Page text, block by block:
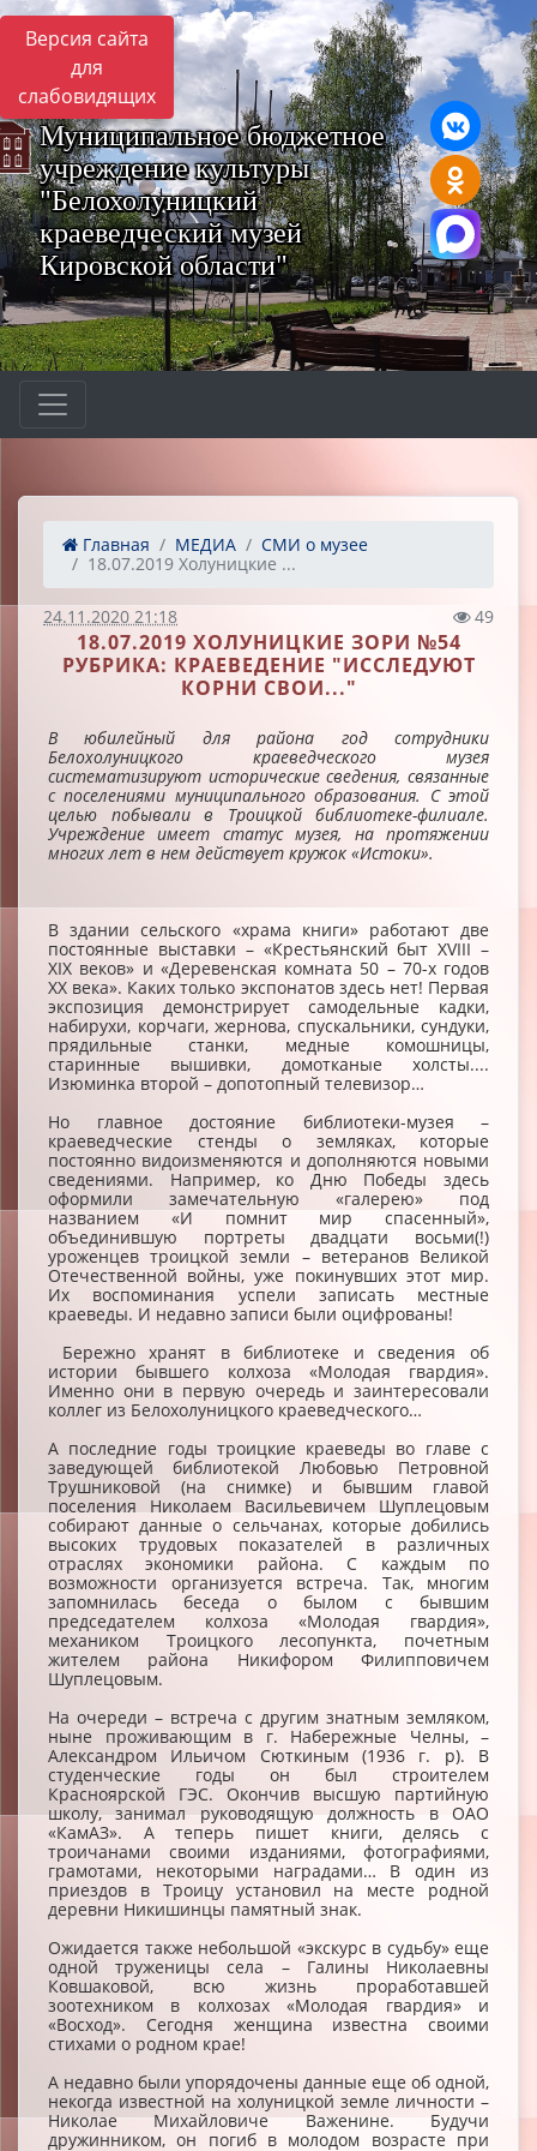
Версия сайта
для
слабовидящих
Муниципальное бюджетное
учреждение культуры
"Белохолуницкий
краеведческий музей
Кировской области"
Главная МЕДИА
СМИ о музее
18.07.2019 Холуницкие ...
24.11.2020 21:18 49
18.07.2019 ХОЛУНИЦКИЕ ЗОРИ №54
РУБРИКА: КРАЕВЕДЕНИЕ "ИССЛЕДУЮТ
КОРНИ СВОИ..."
В юбилейный для района год сотрудники
Белохолуницкого краеведческого музея
систематизируют исторические сведения, связанные
с поселениями муниципального образования. С этой
целью побывали в Троицкой библиотеке-филиале.
Учреждение имеет статус музея, на протяжении
многих лет в нем действует кружок «Истоки».
В здании сельского «храма книги» работают две
постоянные выставки – «Крестьянский быт XVIII –
XIX веков» и «Деревенская комната 50 – 70-х годов
XX века». Каких только экспонатов здесь нет! Первая
экспозиция демонстрирует самодельные кадки,
набирухи, корчаги, жернова, спускальники, сундуки,
прядильные станки, медные комошницы,
старинные вышивки, домотканые холсты....
Изюминка второй – допотопный телевизор…
Но главное достояние библиотеки-музея –
краеведческие стенды о земляках, которые
постоянно видоизменяются и дополняются новыми
сведениями. Например, ко Дню Победы здесь
оформили замечательную «галерею» под
названием «И помнит мир спасенный»,
объединившую портреты двадцати восьми(!)
уроженцев троицкой земли – ветеранов Великой
Отечественной войны, уже покинувших этот мир.
Их воспоминания успели записать местные
краеведы. И недавно записи были оцифрованы!
Бережно хранят в библиотеке и сведения об
истории бывшего колхоза «Молодая гвардия».
Именно они в первую очередь и заинтересовали
коллег из Белохолуницкого краеведческого…
А последние годы троицкие краеведы во главе с
заведующей библиотекой Любовью Петровной
Трушниковой (на снимке) и бывшим главой
поселения Николаем Васильевичем Шуплецовым
собирают данные о сельчанах, которые добились
высоких трудовых показателей в различных
отраслях экономики района. С каждым по
возможности организуется встреча. Так, многим
запомнилась беседа о былом с бывшим
председателем колхоза «Молодая гвардия»,
механиком Троицкого лесопункта, почетным
жителем района Никифором Филипповичем
Шуплецовым.
На очереди – встреча с другим знатным земляком,
ныне проживающим в г. Набережные Челны, –
Александром Ильичом Сюткиным (1936 г. р). В
студенческие годы он был строителем
Красноярской ГЭС. Окончив высшую партийную
школу, занимал руководящую должность в ОАО
«КамАЗ». А теперь пишет книги, делясь с
троичанами своими изданиями, фотографиями,
грамотами, некоторыми наградами… В один из
приездов в Троицу установил на месте родной
деревни Никишинцы памятный знак.
Ожидается также небольшой «экскурс в судьбу» еще
одной труженицы села – Галины Николаевны
Ковшаковой, всю жизнь проработавшей
зоотехником в колхозах «Молодая гвардия» и
«Восход». Сегодня женщина известна своими
стихами о родном крае!
А недавно были упорядочены данные еще об одной,
некогда известной на холуницкой земле личности –
Николае Михайловиче Важенине. Будучи
дружинником, он погиб в молодом возрасте при